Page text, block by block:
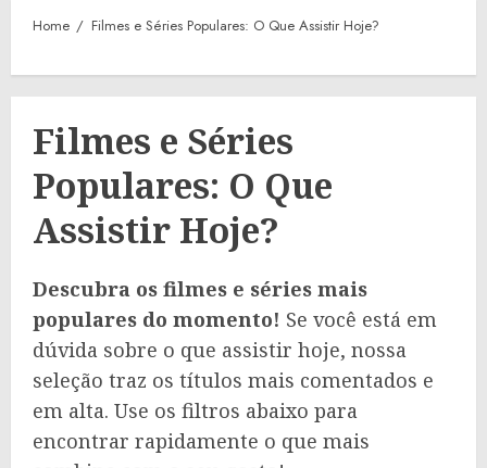
Home Filmes e Séries Populares: O Que Assistir Hoje?
Filmes e Séries
Populares: O Que
Assistir Hoje?
Descubra os filmes e séries mais
populares do momento! Se você está em
dúvida sobre o que assistir hoje, nossa
seleção traz os títulos mais comentados e
em alta. Use os filtros abaixo para
encontrar rapidamente o que mais